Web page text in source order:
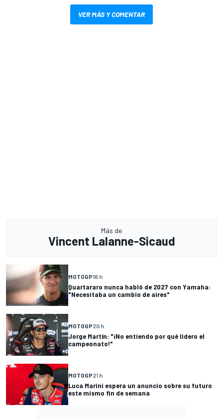
VER MÁS Y COMENTAR
Más de
Vincent Lalanne-Sicaud
MOTOGP16 h
Quartararo nunca habló de 2027 con Yamaha:
"Necesitaba un cambio de aires"
MOTOGP20 h
Jorge Martín: "¡No entiendo por qué lidero el
campeonato!"
MOTOGP21 h
Luca Marini espera un anuncio sobre su futuro
este mismo fin de semana